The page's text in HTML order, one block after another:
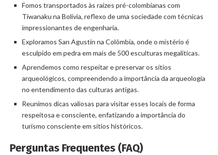
Fomos transportados às raízes pré-colombianas com
Tiwanaku na Bolívia, reflexo de uma sociedade com técnicas
impressionantes de engenharia.
Exploramos San Agustín na Colômbia, onde o mistério é
esculpido em pedra em mais de 500 esculturas megalíticas.
Aprendemos como respeitar e preservar os sítios
arqueológicos, compreendendo a importância da arqueologia
no entendimento das culturas antigas.
Reunimos dicas valiosas para visitar esses locais de forma
respeitosa e consciente, enfatizando a importância do
turismo consciente em sítios históricos.
Perguntas Frequentes (FAQ)